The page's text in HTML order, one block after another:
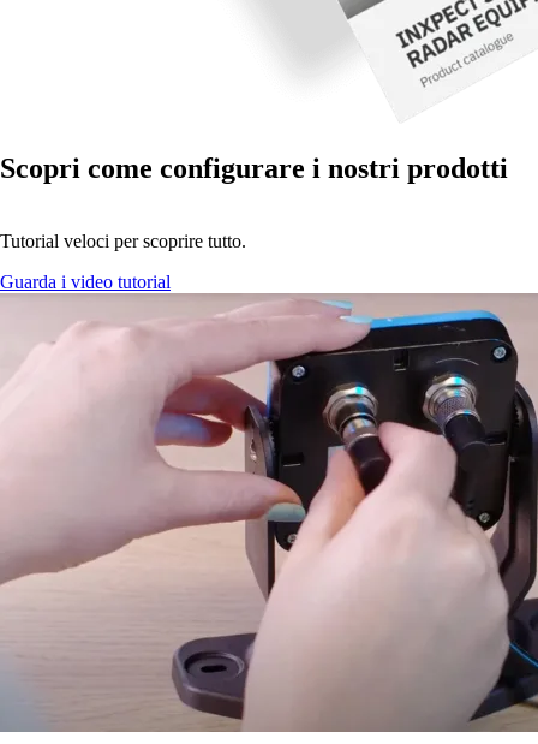
Scopri come configurare i nostri prodotti
Tutorial veloci per scoprire tutto.
Guarda i video tutorial